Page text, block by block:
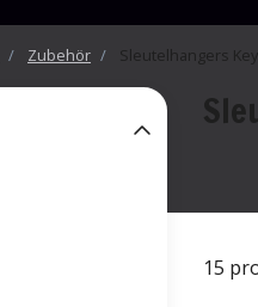
Zubehör Sleutelhangers
15